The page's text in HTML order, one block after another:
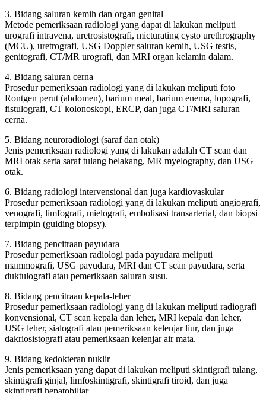
3. Bidang saluran kemih dan organ genital
Metode pemeriksaan radiologi yang dapat di lakukan meliputi
urografi intravena, uretrosistografi, micturating cysto urethrography
(MCU), uretrografi, USG Doppler saluran kemih, USG testis,
genitografi, CT/MR urografi, dan MRI organ kelamin dalam.
4. Bidang saluran cerna
Prosedur pemeriksaan radiologi yang di lakukan meliputi foto
Rontgen perut (abdomen), barium meal, barium enema, lopografi,
fistulografi, CT kolonoskopi, ERCP, dan juga CT/MRI saluran
cerna.
5. Bidang neuroradiologi (saraf dan otak)
Jenis pemeriksaan radiologi yang di lakukan adalah CT scan dan
MRI otak serta saraf tulang belakang, MR myelography, dan USG
otak.
6. Bidang radiologi intervensional dan juga kardiovaskular
Prosedur pemeriksaan radiologi yang di lakukan meliputi angiografi,
venografi, limfografi, mielografi, embolisasi transarterial, dan biopsi
terpimpin (guiding biopsy).
7. Bidang pencitraan payudara
Prosedur pemeriksaan radiologi pada payudara meliputi
mammografi, USG payudara, MRI dan CT scan payudara, serta
duktulografi atau pemeriksaan saluran susu.
8. Bidang pencitraan kepala-leher
Prosedur pemeriksaan radiologi yang di lakukan meliputi radiografi
konvensional, CT scan kepala dan leher, MRI kepala dan leher,
USG leher, sialografi atau pemeriksaan kelenjar liur, dan juga
dakriosistografi atau pemeriksaan kelenjar air mata.
9. Bidang kedokteran nuklir
Jenis pemeriksaan yang dapat di lakukan meliputi skintigrafi tulang,
skintigrafi ginjal, limfoskintigrafi, skintigrafi tiroid, dan juga